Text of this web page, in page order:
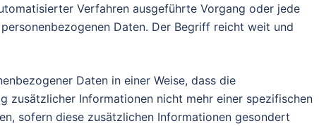
Verfahren ausgeführte Vorgang oder jede
Daten. Der Begriff reicht weit und
Daten in einer Weise, dass die
zusätzlicher Informationen nicht mehr einer spezifischen
sofern diese zusätzlichen Informationen gesondert